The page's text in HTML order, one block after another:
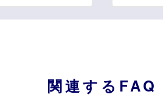
関連するFAQ